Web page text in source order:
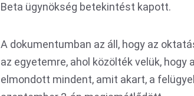
Beta ügynökség betekintést kapott.
A dokumentumban az áll, hogy az
az egyetemre, ahol közölték velük,
elmondott mindent, amit akart, a